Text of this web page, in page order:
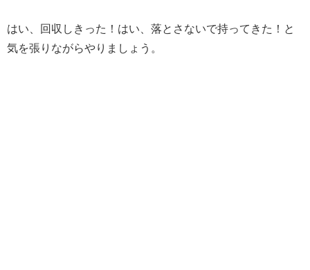
はい、回収しきった！はい、落とさないで持ってきた！と
気を張りながらやりましょう。